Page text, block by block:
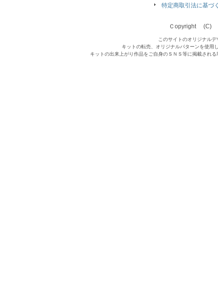
特定商取引法に基づ
Ｃopyright (C)
このサイトのオリジナル
キットの転売、オリジナルパターンを使用
キットの出来上がり作品をご自身のＳＮＳ等に掲載され